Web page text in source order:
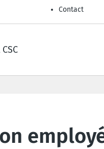
Contact
CSC